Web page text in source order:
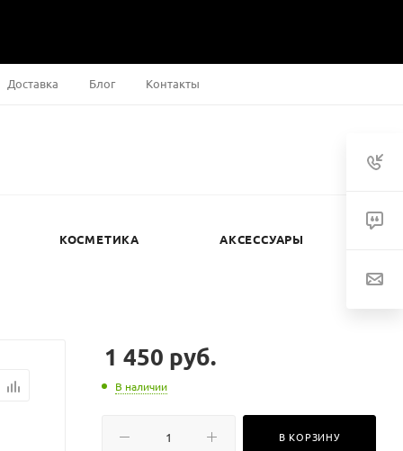
Доставка Блог Контакты
КОСМЕТИКА АКСЕССУАРЫ
1 450 руб.
В наличии
В КОРЗИНУ